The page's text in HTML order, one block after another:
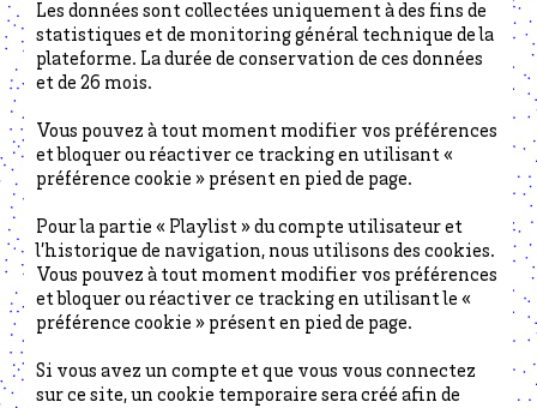
Les données sont collectées uniquement à des fins de
statistiques et de monitoring général technique de la
plateforme. La durée de conservation de ces données
et de 26 mois.
Vous pouvez à tout moment modifier vos préférences
et bloquer ou réactiver ce tracking en utilisant «
préférence cookie » présent en pied de page.
Pour la partie « Playlist » du compte utilisateur et
l’historique de navigation, nous utilisons des cookies.
Vous pouvez à tout moment modifier vos préférences
et bloquer ou réactiver ce tracking en utilisant le «
préférence cookie » présent en pied de page.
Si vous avez un compte et que vous vous connectez
sur ce site, un cookie temporaire sera créé afin de